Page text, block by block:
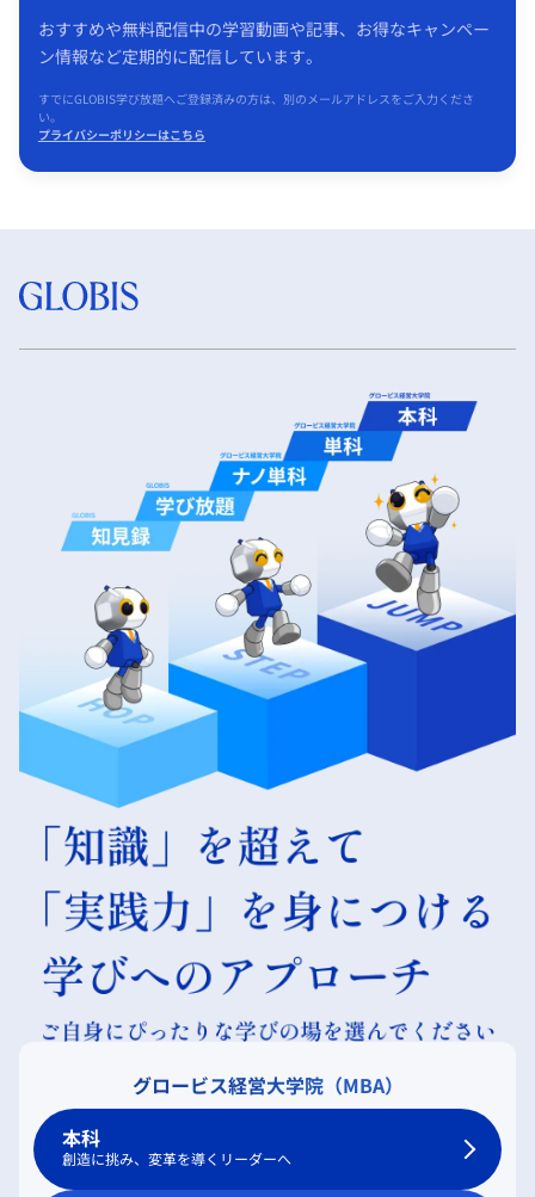
おすすめや無料配信中の学習動画や記事、お得なキャンペー
ン情報など定期的に配信しています。
すでにGLOBIS学び放題へご登録済みの方は、別のメールアドレスをご入力くださ
い。
プライバシーポリシーはこちら
グロービス経営大学院（MBA）
本科
創造に挑み、変革を導くリーダーへ